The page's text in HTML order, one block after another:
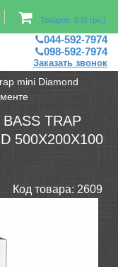
помещений
Товаров: 0 (0 грн.)
044-592-7974
098-592-7974
Заказать звонок
mini Diamond
TRAP
500X200X100
Код товара: 2609